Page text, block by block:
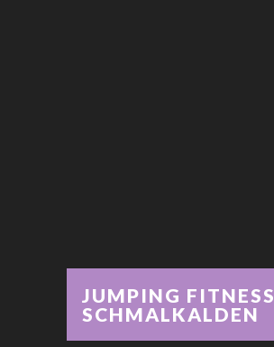
JUMPING FITNESS
SCHMALKALDEN